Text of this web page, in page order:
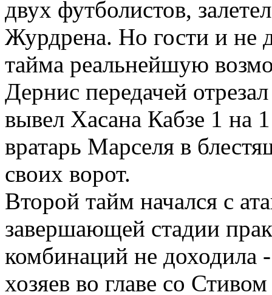
двух футболистов,
Журдрена. Но гости и не
тайма реальнейшую
Дернис передачей
вывел Хасана Кабзе 1 на
вратарь Марселя в
своих ворот.
Второй тайм начался с
завершающей стадии
комбинаций не доходила
хозяев во главе со